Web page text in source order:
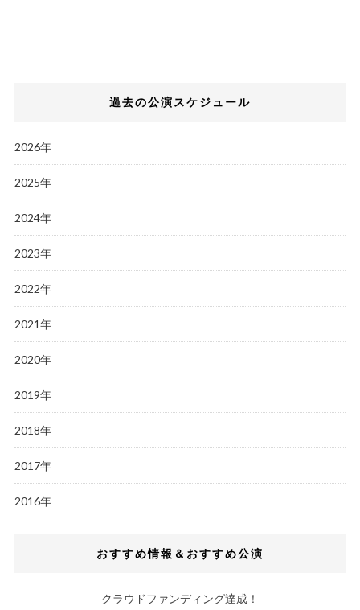
過去の公演スケジュール
2026年
2025年
2024年
2023年
2022年
2021年
2020年
2019年
2018年
2017年
2016年
おすすめ情報＆おすすめ公演
クラウドファンディング達成！